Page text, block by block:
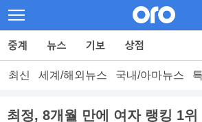
최신 세계/해외뉴스 국내/아마뉴스
최정, 8개월 만에 여자 랭킹 1위